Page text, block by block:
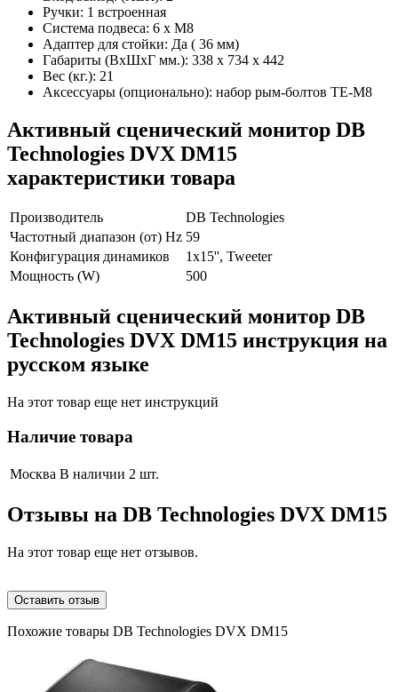
Ручки: 1 встроенная
Система подвеса: 6 х M8
Адаптер для стойки: Да ( 36 мм)
Габариты (ВхШхГ мм.): 338 х 734 х 442
Вес (кг.): 21
Аксессуары (опционально): набор рым-болтов TE-M8
Активный сценический монитор DB
Technologies DVX DM15
характеристики товара
Производитель
DB Technologies
Частотный диапазон (от) Hz 59
Конфигурация динамиков
1х15'', Tweeter
Мощность (W)
500
Активный сценический монитор DB
Technologies DVX DM15 инструкция на
русском языке
На этот товар еще нет инструкций
Наличие товара
Москва В наличии 2 шт.
Отзывы на DB Technologies DVX DM15
На этот товар еще нет отзывов.
Оставить отзыв
Похожие товары DB Technologies DVX DM15